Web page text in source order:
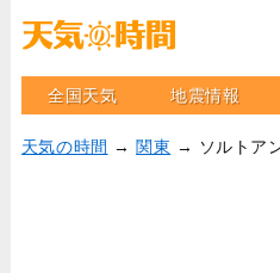
全国天気 地震情報
天気の時間 → 関東 → ソルトア